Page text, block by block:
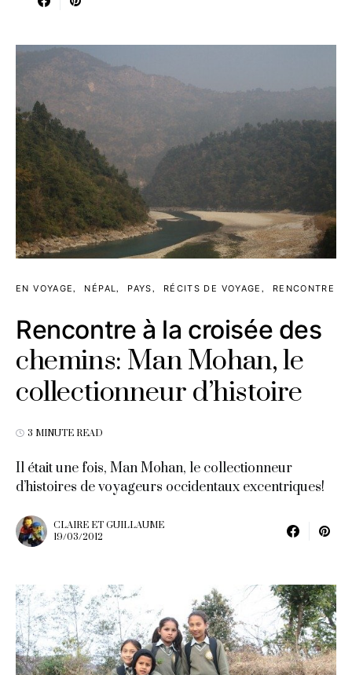
EN VOYAGE NÉPAL PAYS RÉCITS DE VOYAGE RENCONTRE
Rencontre à la croisée des
chemins: Man Mohan, le
collectionneur d’histoire
3 MINUTE READ
Il était une fois, Man Mohan, le collectionneur
d’histoires de voyageurs occidentaux excentriques!
CLAIRE ET GUILLAUME
19/03/2012